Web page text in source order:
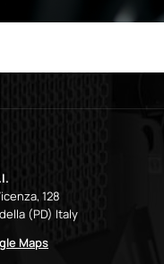
128
(PD) Italy
Maps